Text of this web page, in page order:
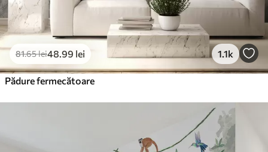
Peel and Stick
300.00
81.65lei48 .99 lei 1.1k
Pădure fermecătoare